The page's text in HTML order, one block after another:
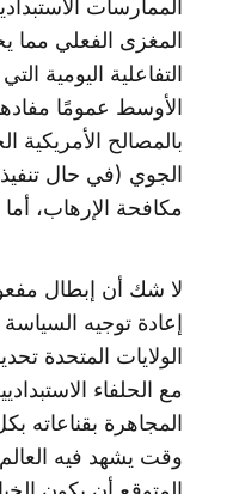
الممارسات
المغزى الفعلي مما
التفاعلية
الأوسط عمومًا
بالمصالح
الجوي (في حال
مكافحة الإرهاب،
لا شك أن إبطال
إعادة توجيه
الولايات المتحدة
مع الحلفاء
المجاهرة
وقت يشهد فيه